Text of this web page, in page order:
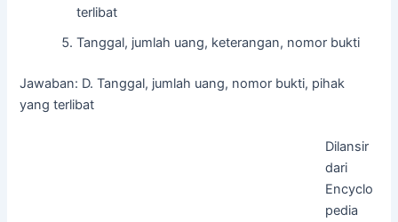
terlibat
Tanggal, jumlah uang, keterangan, nomor bukti
Jawaban: D. Tanggal, jumlah uang, nomor bukti, pihak
yang terlibat
Dilansir
dari
Encyclo
pedia